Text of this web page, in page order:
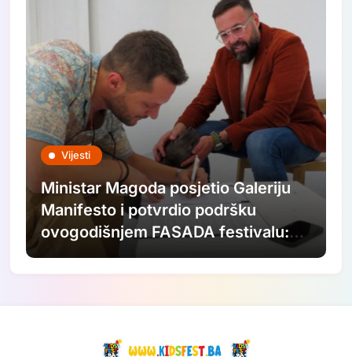
Vijesti
Ministar Magoda posjetio Galeriju
Manifesto i potvrdio podršku
ovogodišnjem FASADA festivalu:
Nastavljamo ulagati u savremenu
umjetnost